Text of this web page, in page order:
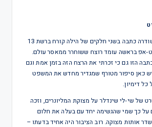
בתחילת השבוע שודרה כתבה בשני חלקים של הילה קורח ברשת 13
אפ בראשה עומד רוצח ששוחרר ממאסר עולם.
הזו גם כי זכרתי את הרצח הזה בזמן אמת וגם
כאן סיפור מטורף שמגדיר מחדש את המשפט
דימיון.
של שי-לי שינדלר על מצוקת המליונרים, וזכה
על כך שמי שהגשימה יחד עם בעלה את חלום
אותות מצוקה. רוב הציבור היה אחיד בדעתו –